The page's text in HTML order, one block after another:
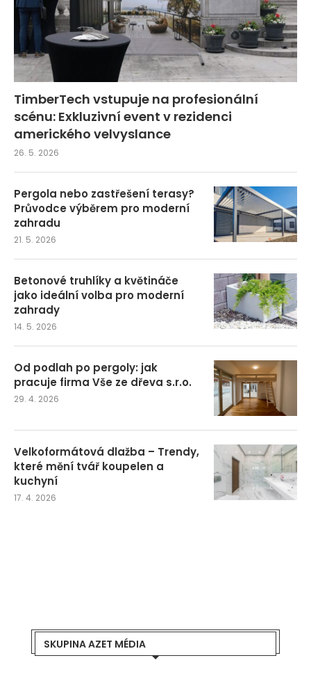
TimberTech vstupuje na profesionální
scénu: Exkluzivní event v rezidenci
amerického velvyslance
26. 5. 2026
Pergola nebo zastřešení terasy?
Průvodce výběrem pro moderní
zahradu
21. 5. 2026
Betonové truhlíky a květináče
jako ideální volba pro moderní
zahrady
14. 5. 2026
Od podlah po pergoly: jak
pracuje firma Vše ze dřeva s.r.o.
29. 4. 2026
Velkoformátová dlažba – Trendy,
které mění tvář koupelen a
kuchyní
17. 4. 2026
SKUPINA AZET MÉDIA